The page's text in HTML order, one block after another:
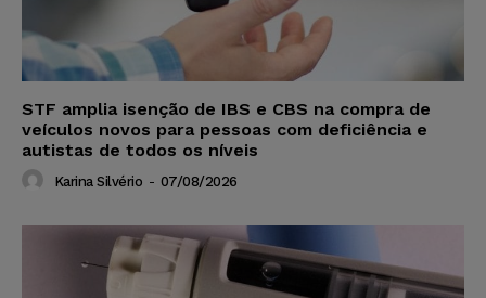
STF amplia isenção de IBS e CBS na compra de
veículos novos para pessoas com deficiência e
autistas de todos os níveis
Karina Silvério - 07/08/2026